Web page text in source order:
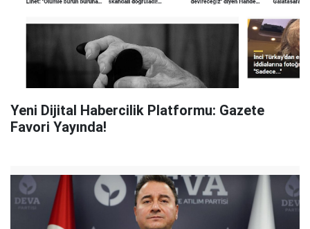
Yeni Dijital Habercilik Platformu: Gazete
Favori Yayında!